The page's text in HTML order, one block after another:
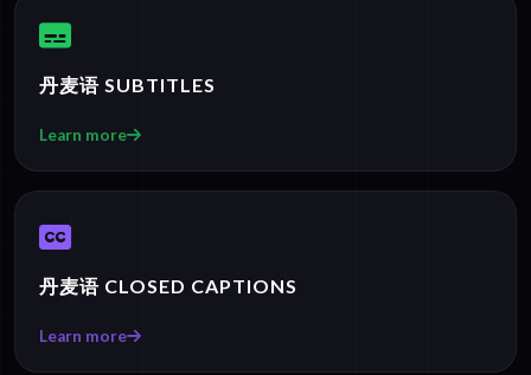
丹麦语 SUBTITLES
Learn more
丹麦语 CLOSED CAPTIONS
Learn more